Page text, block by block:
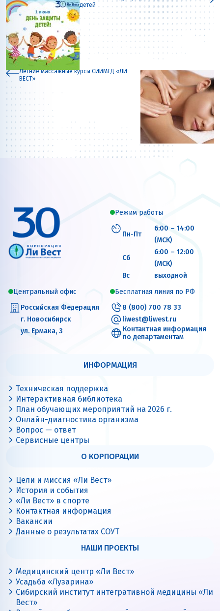
Летние массажные курсы СИИМЕД «ЛИ
ВЕСТ»
детей
Режим работы
Пн-Пт
6:00 – 14:00
(МСК)
Сб
6:00 – 12:00
(МСК)
Вс
выходной
Центральный офис
Российская Федерация
г. Новосибирск
ул. Ермака, 3
Бесплатная линия по РФ
8 (800) 700 78 33
liwest@liwest.ru
Контактная информация
по департаментам
ИНФОРМАЦИЯ
Техническая поддержка
Интерактивная библиотека
План обучающих мероприятий на 2026 г.
Онлайн-диагностика организма
Вопрос — ответ
Сервисные центры
О КОРПОРАЦИИ
Цели и миссия «Ли Вест»
История и события
«Ли Вест» в спорте
Контактная информация
Вакансии
Данные о результатах СОУТ
НАШИ ПРОЕКТЫ
Медицинский центр «Ли Вест»
Усадьба «Лузарина»
Сибирский институт интегративной медицины «Ли
Вест»